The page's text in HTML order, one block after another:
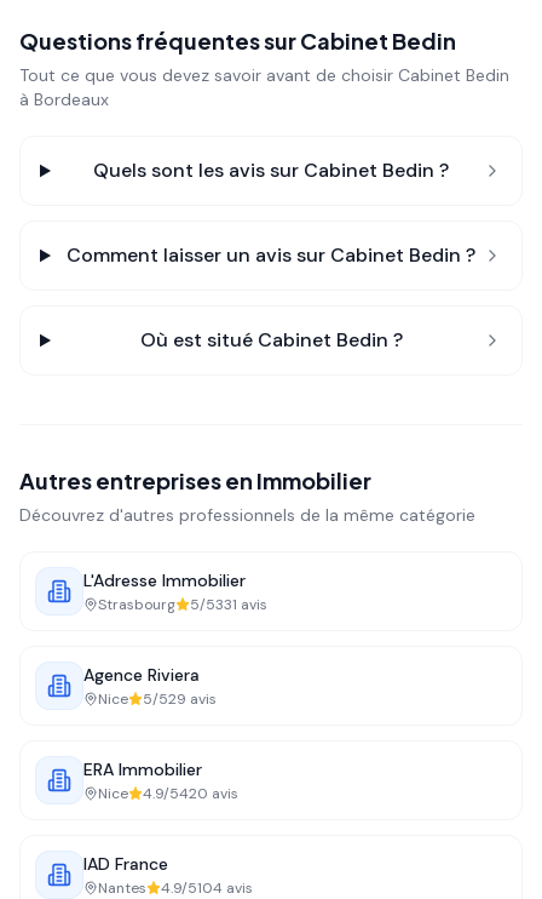
Questions fréquentes surCabinet Bedin
Tout ce que vous devez savoir avant de choisir Cabinet Bedin
à Bordeaux
Quels sont les avis sur Cabinet Bedin ?
Comment laisser un avis sur Cabinet Bedin ?
Où est situé Cabinet Bedin ?
Autres entreprises en Immobilier
Découvrez d'autres professionnels de la même catégorie
L'Adresse Immobilier
Strasbourg 5/5331 avis
Agence Riviera
Nice 5/529 avis
ERA Immobilier
Nice 4.9/5420 avis
IAD France
Nantes 4.9/5104 avis